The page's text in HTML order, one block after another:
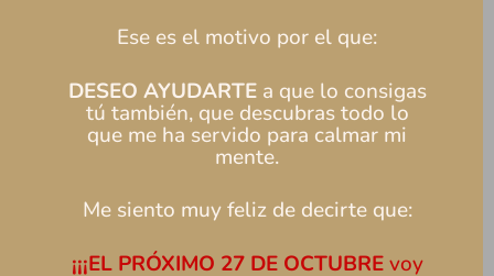
Ese es el motivo por el que:
DESEO AYUDARTEa que lo consigas
tú también, que descubras todo lo
que me ha servido para calmar mi
mente.
Me siento muy feliz de decirte que:
¡¡¡EL PRÓXIMO 27 DE OCTUBREvoy